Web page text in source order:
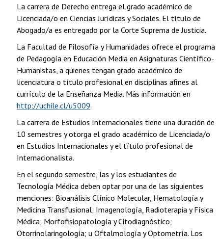
La carrera de Derecho entrega el grado académico de
Licenciada/o en Ciencias Jurídicas y Sociales. El título de
Abogado/a es entregado por la Corte Suprema de Justicia.
La Facultad de Filosofía y Humanidades ofrece el programa
de Pedagogía en Educación Media en Asignaturas Científico-
Humanistas, a quienes tengan grado académico de
licenciatura o título profesional en disciplinas afines al
currículo de la Enseñanza Media. Más información en
http://uchile.cl/u5009.
La carrera de Estudios Internacionales tiene una duración de
10 semestres y otorga el grado académico de Licenciada/o
en Estudios Internacionales y el título profesional de
Internacionalista.
En el segundo semestre, las y los estudiantes de
Tecnología Médica deben optar por una de las siguientes
menciones: Bioanálisis Clínico Molecular, Hematología y
Medicina Transfusional; Imagenología, Radioterapia y Física
Médica; Morfofisiopatología y Citodiagnóstico;
Otorrinolaringología; u Oftalmología y Optometría. Los